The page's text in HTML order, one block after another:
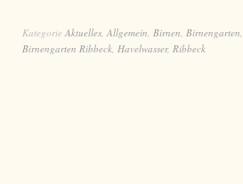
Kategorie Aktuelles, Allgemein, Birnen, Birnengarten,
Birnengarten Ribbeck, Havelwasser, Ribbeck